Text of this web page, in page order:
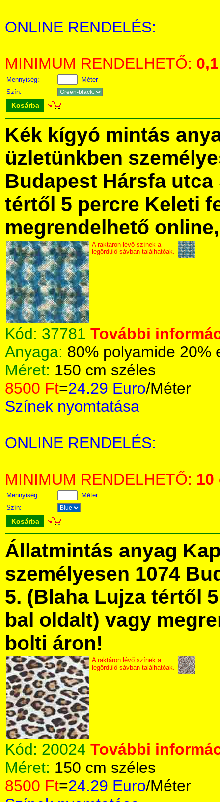
ONLINE RENDELÉS:
MINIMUM RENDELHETŐ: 0,1
Mennyiség:
Méter
Szín:
Kosárba
Kék kígyó mintás
üzletünkben
Budapest Hársfa utca
tértől 5 percre Keleti
megrendelhető
A raktáron lévő színek a
legördülő sávban találhatóak.
Kód: 37781 További
Anyaga: 80% polyamide 20%
Méret: 150 cm széles
8500 Ft=24.29 Euro/Méter
Színek nyomtatása
ONLINE RENDELÉS:
MINIMUM RENDELHETŐ: 10
Mennyiség:
Méter
Szín:
Kosárba
Állatmintás anyag
személyesen 1074
5. (Blaha Lujza tértől
bal oldalt) vagy
bolti áron!
A raktáron lévő színek a
legördülő sávban találhatóak.
Kód: 20024 További
Méret: 150 cm széles
8500 Ft=24.29 Euro/Méter